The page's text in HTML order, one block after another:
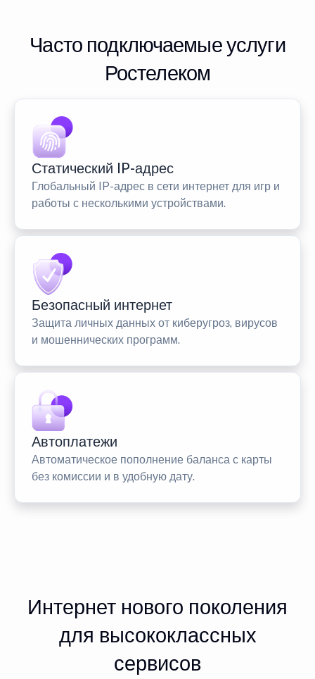
Часто подключаемые услуги
Ростелеком
Статический IP-адрес
Глобальный IP-адрес в сети интернет для игр и
работы с несколькими устройствами.
Безопасный интернет
Защита личных данных от киберугроз, вирусов
и мошеннических программ.
Автоплатежи
Автоматическое пополнение баланса с карты
без комиссии и в удобную дату.
Интернет нового поколения
для высококлассных
сервисов